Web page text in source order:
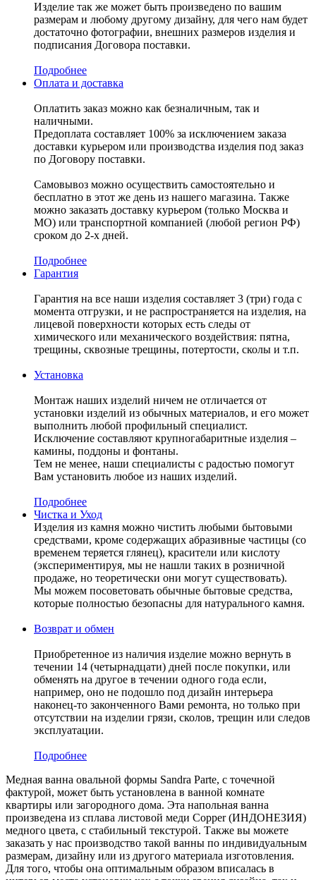
Изделие так же может быть произведено по вашим
размерам и любому другому дизайну, для чего нам будет
достаточно фотографии, внешних размеров изделия и
подписания Договора поставки.
Подробнее
Оплата и доставка
Оплатить заказ можно как безналичным, так и
наличными.
Предоплата составляет 100% за исключением заказа
доставки курьером или производства изделия под заказ
по Договору поставки.
Самовывоз можно осуществить самостоятельно и
бесплатно в этот же день из нашего магазина. Также
можно заказать доставку курьером (только Москва и
МО) или транспортной компанией (любой регион РФ)
сроком до 2-х дней.
Подробнее
Гарантия
Гарантия на все наши изделия составляет 3 (три) года с
момента отгрузки, и не распространяется на изделия, на
лицевой поверхности которых есть следы от
химического или механического воздействия: пятна,
трещины, сквозные трещины, потертости, сколы и т.п.
Установка
Монтаж наших изделий ничем не отличается от
установки изделий из обычных материалов, и его может
выполнить любой профильный специалист.
Исключение составляют крупногабаритные изделия –
камины, поддоны и фонтаны.
Тем не менее, наши специалисты с радостью помогут
Вам установить любое из наших изделий.
Подробнее
Чистка и Уход
Изделия из камня можно чистить любыми бытовыми
средствами, кроме содержащих абразивные частицы (со
временем теряется глянец), красители или кислоту
(экспериментируя, мы не нашли таких в розничной
продаже, но теоретически они могут существовать).
Мы можем посоветовать обычные бытовые средства,
которые полностью безопасны для натурального камня.
Возврат и обмен
Приобретенное из наличия изделие можно вернуть в
течении 14 (четырнадцати) дней после покупки, или
обменять на другое в течении одного года если,
например, оно не подошло под дизайн интерьера
наконец-то законченного Вами ремонта, но только при
отсутствии на изделии грязи, сколов, трещин или следов
эксплуатации.
Подробнее
Медная ванна овальной формы Sandra Parte, с точечной
фактурой, может быть установлена в ванной комнате
квартиры или загородного дома. Эта напольная ванна
произведена из сплава листовой меди Copper (ИНДОНЕЗИЯ)
медного цвета, c стабильный текстурой. Также вы можете
заказать у нас производство такой ванны по индивидуальным
размерам, дизайну или из другого материала изготовления.
Для того, чтобы она оптимальным образом вписалась в